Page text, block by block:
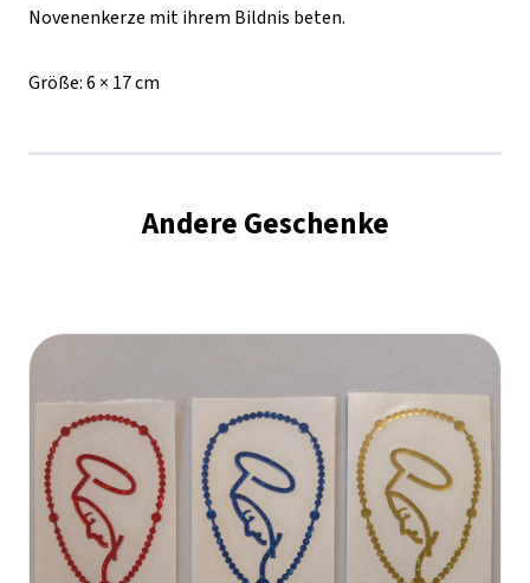
Novenenkerze mit ihrem Bildnis beten.
Größe:6 × 17 cm
Andere Geschenke